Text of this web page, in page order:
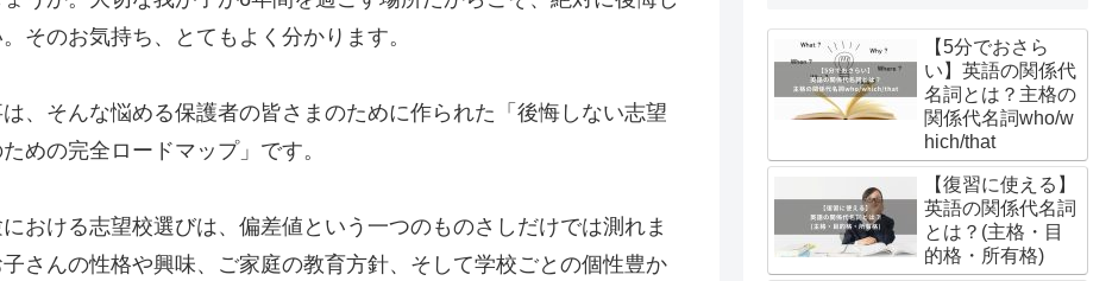
そのお気持ち、とてもよく分かります。
、そんな悩める保護者の皆さまのために作られた「後悔しない志望
めの完全ロードマップ」です。
おける志望校選びは、偏差値という一つのものさしだけでは測れま
さんの性格や興味、ご家庭の教育方針、そして学校ごとの個性豊か
【5分でおさら
い】英語の関係代
名詞とは？主格の
関係代名詞who/w
hich/that
【復習に使える】
英語の関係代名詞
とは？(主格・目
的格・所有格)